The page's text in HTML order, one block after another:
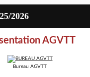
2026
AGVTT
Bureau AGVTT